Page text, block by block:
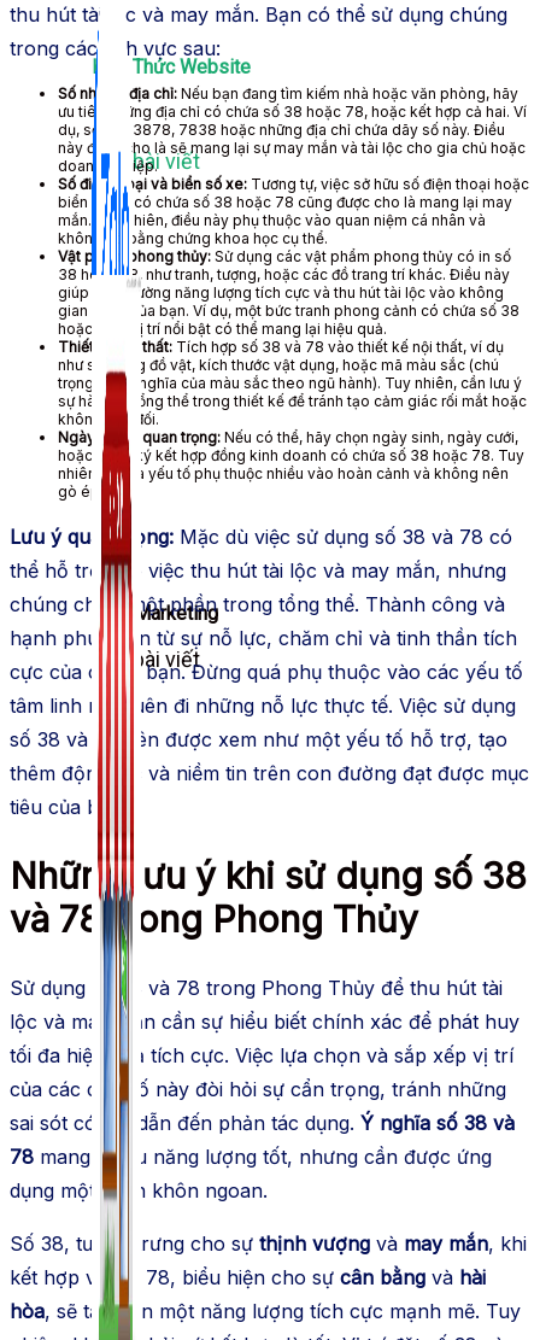
Zalo Marketing
104 bài viết
New
Kiến Thức Website
309 bài viết
thu hút tài lộc và may mắn. Bạn có thể sử dụng chúng
trong các lĩnh vực sau:
Số nhà và địa chỉ: Nếu bạn đang tìm kiếm nhà hoặc văn phòng, hãy
ưu tiên những địa chỉ có chứa số 38 hoặc 78, hoặc kết hợp cả hai. Ví
dụ, số nhà 3878, 7838 hoặc những địa chỉ chứa dãy số này. Điều
này được cho là sẽ mang lại sự may mắn và tài lộc cho gia chủ hoặc
doanh nghiệp.
Số điện thoại và biển số xe: Tương tự, việc sở hữu số điện thoại hoặc
biển số xe có chứa số 38 hoặc 78 cũng được cho là mang lại may
mắn. Tuy nhiên, điều này phụ thuộc vào quan niệm cá nhân và
không có bằng chứng khoa học cụ thể.
Vật phẩm phong thủy: Sử dụng các vật phẩm phong thủy có in số
38 hoặc 78, như tranh, tượng, hoặc các đồ trang trí khác. Điều này
giúp tăng cường năng lượng tích cực và thu hút tài lộc vào không
gian sống của bạn. Ví dụ, một bức tranh phong cảnh có chứa số 38
hoặc 78 ở vị trí nổi bật có thể mang lại hiệu quả.
Thiết kế nội thất: Tích hợp số 38 và 78 vào thiết kế nội thất, ví dụ
như số lượng đồ vật, kích thước vật dụng, hoặc mã màu sắc (chú
trọng đến ý nghĩa của màu sắc theo ngũ hành). Tuy nhiên, cần lưu ý
sự hài hòa tổng thể trong thiết kế để tránh tạo cảm giác rối mắt hoặc
không cân đối.
Ngày tháng quan trọng: Nếu có thể, hãy chọn ngày sinh, ngày cưới,
hoặc ngày ký kết hợp đồng kinh doanh có chứa số 38 hoặc 78. Tuy
nhiên, đây là yếu tố phụ thuộc nhiều vào hoàn cảnh và không nên
gò ép.
Lưu ý quan trọng: Mặc dù việc sử dụng số 38 và 78 có
thể hỗ trợ cho việc thu hút tài lộc và may mắn, nhưng
chúng chỉ là một phần trong tổng thể. Thành công và
hạnh phúc đến từ sự nỗ lực, chăm chỉ và tinh thần tích
cực của chính bạn. Đừng quá phụ thuộc vào các yếu tố
tâm linh mà quên đi những nỗ lực thực tế. Việc sử dụng
số 38 và 78 nên được xem như một yếu tố hỗ trợ, tạo
thêm động lực và niềm tin trên con đường đạt được mục
tiêu của bạn.
Những lưu ý khi sử dụng số 38
và 78 trong Phong Thủy
Sử dụng số 38 và 78 trong Phong Thủy để thu hút tài
lộc và may mắn cần sự hiểu biết chính xác để phát huy
tối đa hiệu quả tích cực. Việc lựa chọn và sắp xếp vị trí
của các con số này đòi hỏi sự cẩn trọng, tránh những
sai sót có thể dẫn đến phản tác dụng. Ý nghĩa số 38 và
78 mang nhiều năng lượng tốt, nhưng cần được ứng
dụng một cách khôn ngoan.
Số 38, tượng trưng cho sự thịnh vượng và may mắn, khi
kết hợp với số 78, biểu hiện cho sự cân bằng và hài
hòa, sẽ tạo nên một năng lượng tích cực mạnh mẽ. Tuy